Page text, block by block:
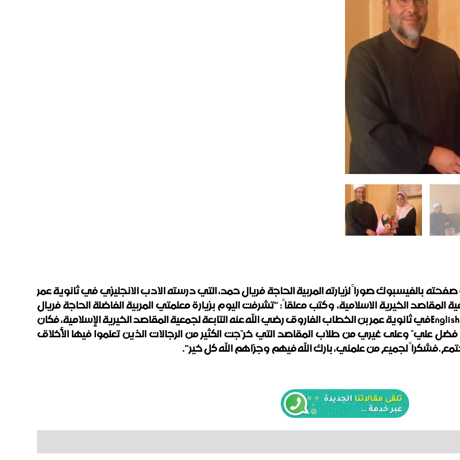
إيجابية
بالفيسبوك صوراً لزيارته المربية الحاجة فريال حمد، التي درسته الادب الانجليزي في ثانوية عمر
المقاصد الخيرية الاسلامية، وكتب معلقاً: "تشرفت اليوم بزيارة معلمتي المربية الفاضلة الحاجة فريال
في ثانوية عمر بن الخطاب الفاروق رضي الله عنه التابعة لجمعية المقاصد الخيرية الإسلامية، فكان
عليّ وعلى غيري من طلاب المقاصد التي خرّجت الكثير من الرجالات الذين تعلموا فيها الأخلاق
.فشكراً لجميع من علمني، بارك الله فيهم وجزاهم الله كل خير".